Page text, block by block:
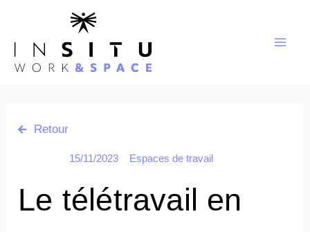
contenu
Retour
15/11/2023 Espaces de travail
Le télétravail en